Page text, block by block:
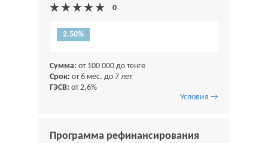
2.50%
Сумма: от 100 000 до тенге
Срок: от 6 мес. до 7 лет
ГЭСВ: от 2,6%
Условия →
Программа рефинансирования